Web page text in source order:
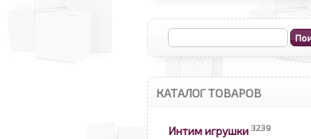
КАТАЛОГ ТОВАРОВ
Интим игрушки 3239